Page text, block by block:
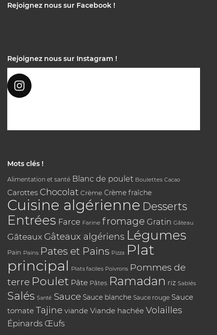
Rejoignez nous sur Facebook !
Rejoignez nous sur Instagram !
Mots clés !
Alimentation et santé Blanc de poulet Boulettes Cacao
Carottes Chocolat Crème Crème fraîche
Cuisine algérienne Desserts
Entrées Farce Farine fromage Gratin Gâteau
Gâteaux Gâteaux algériens Légumes
Pain Pains Pates et Pains Pizza Plat
principal Plats faciles Poivrons Pommes de
terre Poulet Pâte Pâtes Ramadan riz Sablés
Salés Santé Sauce Sauce blanche Sauce rouge Sauce
tomate Tajine viande Viande hachée Volailles
Épinards Œufs